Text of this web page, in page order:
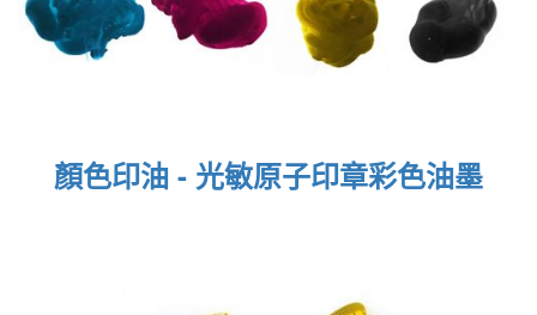
顏色印油 - 光敏原子印章彩色油墨